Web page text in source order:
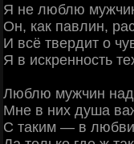
Я не люблю
Он, как павлин,
И всё твердит о
Я в искренность
Люблю мужчин
Мне в них душа
С таким — в